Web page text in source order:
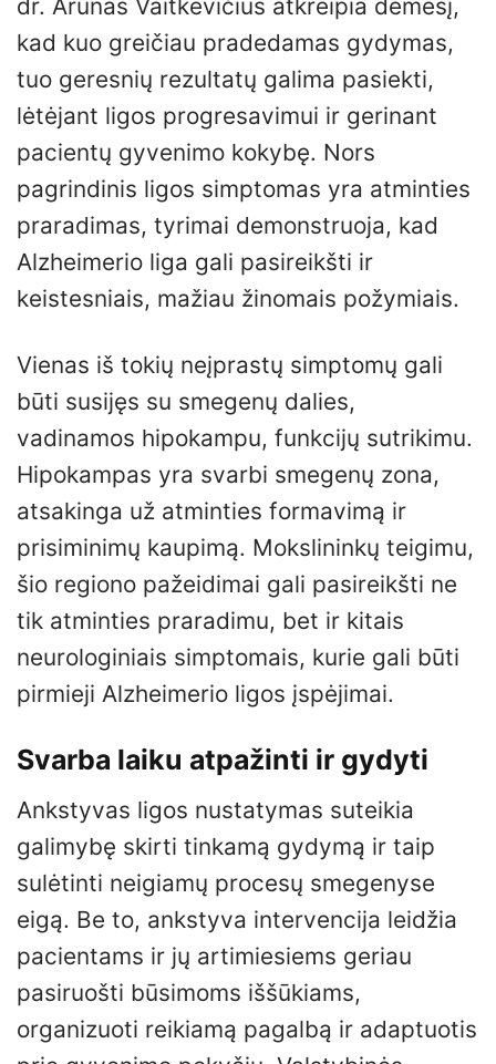
dr. Arūnas Vaitkevičius atkreipia dėmesį,
kad kuo greičiau pradedamas gydymas,
tuo geresnių rezultatų galima pasiekti,
lėtėjant ligos progresavimui ir gerinant
pacientų gyvenimo kokybę. Nors
pagrindinis ligos simptomas yra atminties
praradimas, tyrimai demonstruoja, kad
Alzheimerio liga gali pasireikšti ir
keistesniais, mažiau žinomais požymiais.
Vienas iš tokių neįprastų simptomų gali
būti susijęs su smegenų dalies,
vadinamos hipokampu, funkcijų sutrikimu.
Hipokampas yra svarbi smegenų zona,
atsakinga už atminties formavimą ir
prisiminimų kaupimą. Mokslininkų teigimu,
šio regiono pažeidimai gali pasireikšti ne
tik atminties praradimu, bet ir kitais
neurologiniais simptomais, kurie gali būti
pirmieji Alzheimerio ligos įspėjimai.
Svarba laiku atpažinti ir gydyti
Ankstyvas ligos nustatymas suteikia
galimybę skirti tinkamą gydymą ir taip
sulėtinti neigiamų procesų smegenyse
eigą. Be to, ankstyva intervencija leidžia
pacientams ir jų artimiesiems geriau
pasiruošti būsimoms iššūkiams,
organizuoti reikiamą pagalbą ir adaptuotis